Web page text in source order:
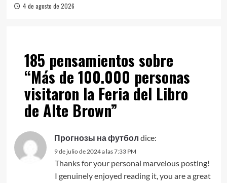
4 de agosto de 2026
185 pensamientos sobre
“Más de 100.000 personas
visitaron la Feria del Libro
de Alte Brown”
Прогнозы на футбол dice:
9 de julio de 2024 a las 7:33 PM
Thanks for your personal marvelous posting!
I genuinely enjoyed reading it, you are a great